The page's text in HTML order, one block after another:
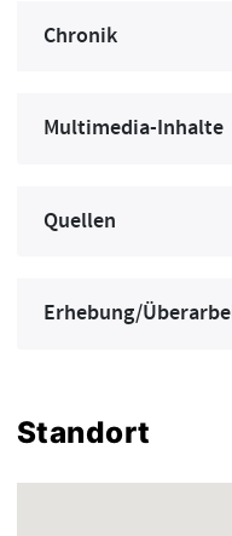
Chronik
Multimedia-Inhalte
Quellen
Erhebung/
Standort